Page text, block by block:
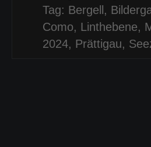
Tag: Bergell ,
Como, Linthebene,
2024, Prättigau,